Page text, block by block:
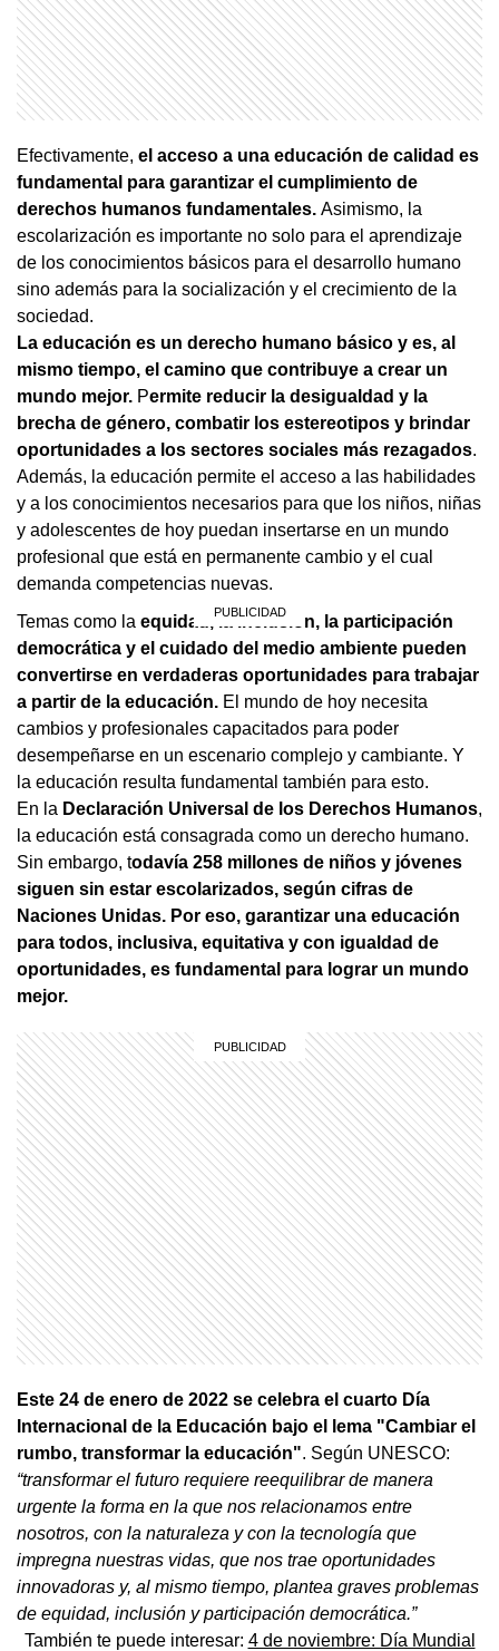
Efectivamente, el acceso a una educación de calidad es
fundamental para garantizar el cumplimiento de
derechos humanos fundamentales. Asimismo, la
escolarización es importante no solo para el aprendizaje
de los conocimientos básicos para el desarrollo humano
sino además para la socialización y el crecimiento de la
sociedad.
La educación es un derecho humano básico y es, al
mismo tiempo, el camino que contribuye a crear un
mundo mejor. Permite reducir la desigualdad y la
brecha de género, combatir los estereotipos y brindar
oportunidades a los sectores sociales más rezagados.
Además, la educación permite el acceso a las habilidades
y a los conocimientos necesarios para que los niños, niñas
y adolescentes de hoy puedan insertarse en un mundo
profesional que está en permanente cambio y el cual
demanda competencias nuevas.
Temas como la equidad, la inclusión, la participación
democrática y el cuidado del medio ambiente pueden
convertirse en verdaderas oportunidades para trabajar
a partir de la educación. El mundo de hoy necesita
cambios y profesionales capacitados para poder
desempeñarse en un escenario complejo y cambiante. Y
la educación resulta fundamental también para esto.
En la Declaración Universal de los Derechos Humanos,
la educación está consagrada como un derecho humano.
Sin embargo, todavía 258 millones de niños y jóvenes
siguen sin estar escolarizados, según cifras de
Naciones Unidas. Por eso, garantizar una educación
para todos, inclusiva, equitativa y con igualdad de
oportunidades, es fundamental para lograr un mundo
mejor.
Este 24 de enero de 2022 se celebra el cuarto Día
Internacional de la Educación bajo el lema "Cambiar el
rumbo, transformar la educación". Según UNESCO:
“transformar el futuro requiere reequilibrar de manera
urgente la forma en la que nos relacionamos entre
nosotros, con la naturaleza y con la tecnología que
impregna nuestras vidas, que nos trae oportunidades
innovadoras y, al mismo tiempo, plantea graves problemas
de equidad, inclusión y participación democrática.”
También te puede interesar: 4 de noviembre: Día Mundial